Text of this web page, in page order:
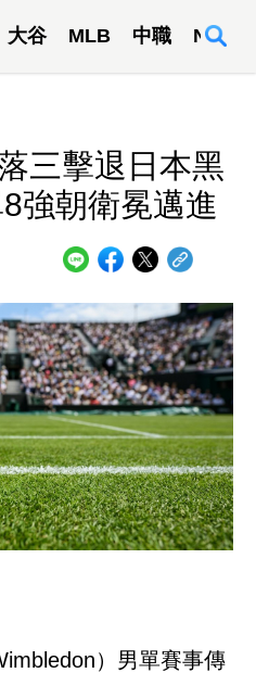
大谷 MLB 中職 NBA
三擊退日本黑
朝衛冕邁進
）男單賽事傳